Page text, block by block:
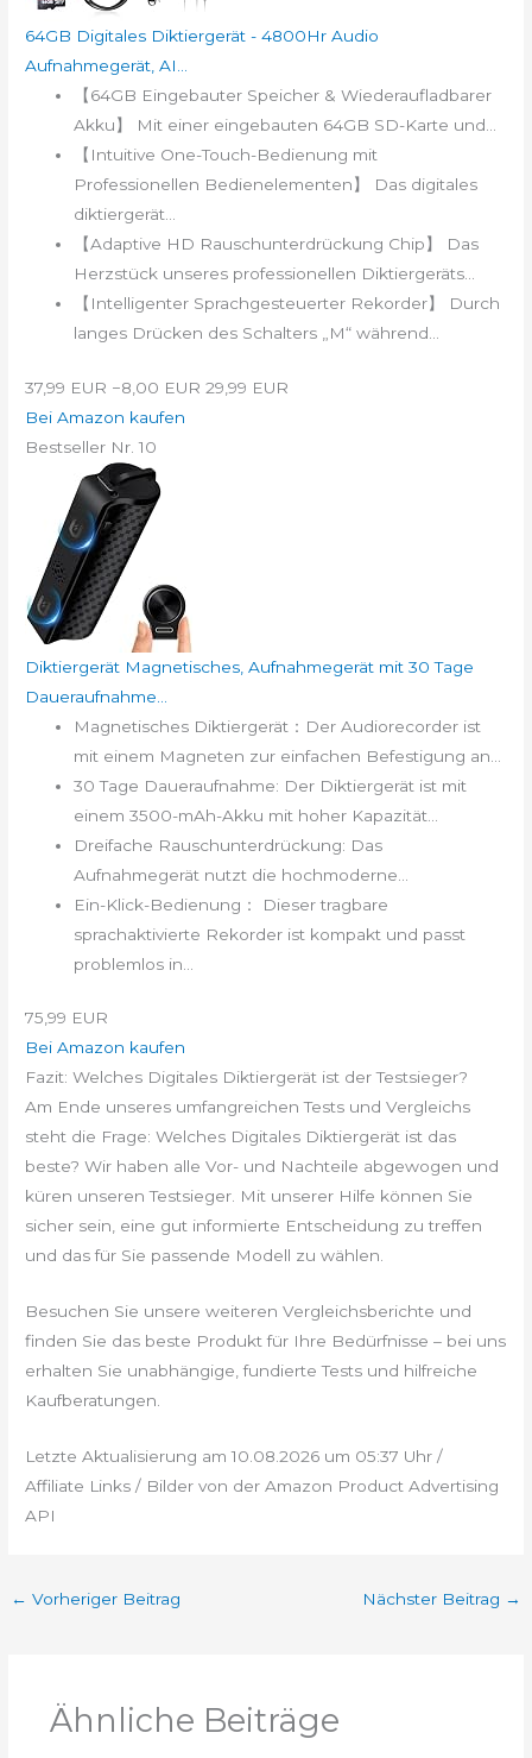
64GB Digitales Diktiergerät - 4800Hr Audio
Aufnahmegerät, AI...
【64GB Eingebauter Speicher & Wiederaufladbarer
Akku】 Mit einer eingebauten 64GB SD-Karte und...
【Intuitive One-Touch-Bedienung mit
Professionellen Bedienelementen】 Das digitales
diktiergerät...
【Adaptive HD Rauschunterdrückung Chip】 Das
Herzstück unseres professionellen Diktiergeräts...
【Intelligenter Sprachgesteuerter Rekorder】 Durch
langes Drücken des Schalters „M“ während...
37,99 EUR −8,00 EUR 29,99 EUR
Bei Amazon kaufen
Bestseller Nr. 10
Diktiergerät Magnetisches, Aufnahmegerät mit 30 Tage
Daueraufnahme...
Magnetisches Diktiergerät：Der Audiorecorder ist
mit einem Magneten zur einfachen Befestigung an...
30 Tage Daueraufnahme: Der Diktiergerät ist mit
einem 3500-mAh-Akku mit hoher Kapazität...
Dreifache Rauschunterdrückung: Das
Aufnahmegerät nutzt die hochmoderne...
Ein-Klick-Bedienung： Dieser tragbare
sprachaktivierte Rekorder ist kompakt und passt
problemlos in...
75,99 EUR
Bei Amazon kaufen
Fazit: Welches Digitales Diktiergerät ist der Testsieger?
Am Ende unseres umfangreichen Tests und Vergleichs
steht die Frage: Welches Digitales Diktiergerät ist das
beste? Wir haben alle Vor- und Nachteile abgewogen und
küren unseren Testsieger. Mit unserer Hilfe können Sie
sicher sein, eine gut informierte Entscheidung zu treffen
und das für Sie passende Modell zu wählen.
Besuchen Sie unsere weiteren Vergleichsberichte und
finden Sie das beste Produkt für Ihre Bedürfnisse – bei uns
erhalten Sie unabhängige, fundierte Tests und hilfreiche
Kaufberatungen.
Letzte Aktualisierung am 10.08.2026 um 05:37 Uhr /
Affiliate Links / Bilder von der Amazon Product Advertising
API
← Vorheriger Beitrag Nächster Beitrag →
Ähnliche Beiträge